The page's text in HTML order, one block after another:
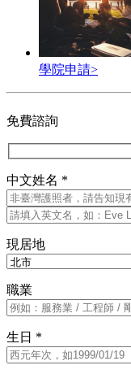
學院申請>
免費諮詢
中文姓名 *
現居地
職業
生日 *